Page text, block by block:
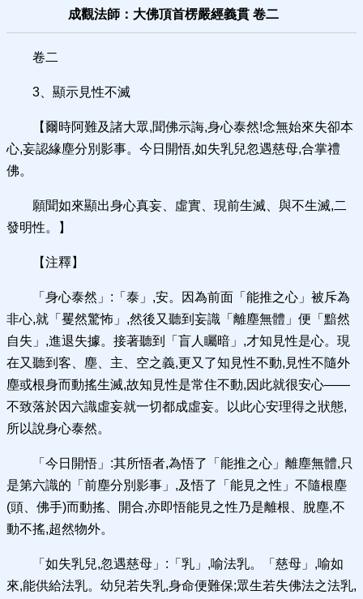
成觀法師：大佛頂首楞嚴經義貫 卷二
卷二
3、顯示見性不滅
【爾時阿難及諸大眾,聞佛示誨,身心泰然!念無始來失卻本
心,妄認緣塵分別影事。今日開悟,如失乳兒忽遇慈母,合掌禮
佛。
願聞如來顯出身心真妄、虛實、現前生滅、與不生滅,二
發明性。】
【注釋】
「身心泰然」:「泰」,安。因為前面「能推之心」被斥為
非心,就「矍然驚怖」,然後又聽到妄識「離塵無體」便「黯然
自失」,進退失據。接著聽到「盲人矚暗」,才知見性是心。現
在又聽到客、塵、主、空之義,更又了知見性不動,見性不隨外
塵或根身而動搖生滅,故知見性是常住不動,因此就很安心——
不致落於因六識虛妄就一切都成虛妄。以此心安理得之狀態,
所以說身心泰然。
「今日開悟」:其所悟者,為悟了「能推之心」離塵無體,只
是第六識的「前塵分別影事」,及悟了「能見之性」不隨根塵
(頭、佛手)而動搖、開合,亦即悟能見之性乃是離根、脫塵,不
動不搖,超然物外。
「如失乳兒,忽遇慈母」:「乳」,喻法乳。「慈母」,喻如
來,能供給法乳。幼兒若失乳,身命便難保;眾生若失佛法之法乳,